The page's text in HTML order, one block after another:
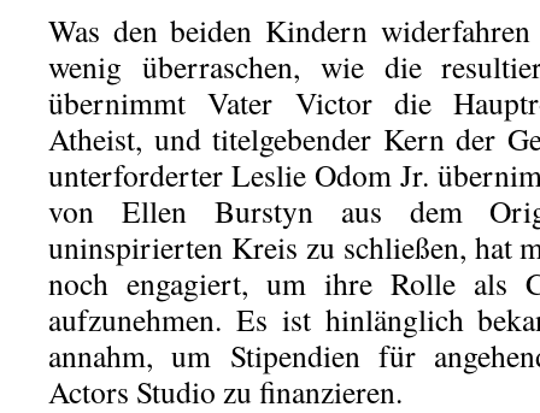
Was den beiden Kindern
wenig überraschen, wie die
übernimmt Vater Victor die
Atheist, und titelgebender Kern der
unterforderter Leslie Odom Jr.
von Ellen Burstyn aus dem
uninspirierten Kreis zu schließen, hat
noch engagiert, um ihre Rolle als
aufzunehmen. Es ist hinlänglich
annahm, um Stipendien für
Actors Studio zu finanzieren.